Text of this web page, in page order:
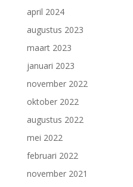
april 2024
augustus 2023
maart 2023
januari 2023
november 2022
oktober 2022
augustus 2022
mei 2022
februari 2022
november 2021